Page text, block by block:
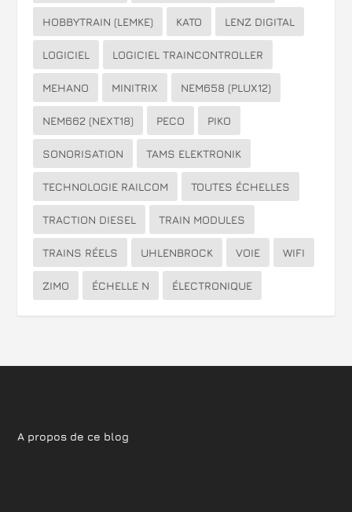
HOBBYTRAIN (LEMKE) KATO LENZ DIGITAL
LOGICIEL LOGICIEL TRAINCONTROLLER
MEHANO MINITRIX NEM658 (PLUX12)
NEM662 (NEXT18) PECO PIKO
SONORISATION TAMS ELEKTRONIK
TECHNOLOGIE RAILCOM TOUTES ÉCHELLES
TRACTION DIESEL TRAIN MODULES
TRAINS RÉELS UHLENBROCK VOIE WIFI
ZIMO ÉCHELLE N ÉLECTRONIQUE
A propos de ce blog